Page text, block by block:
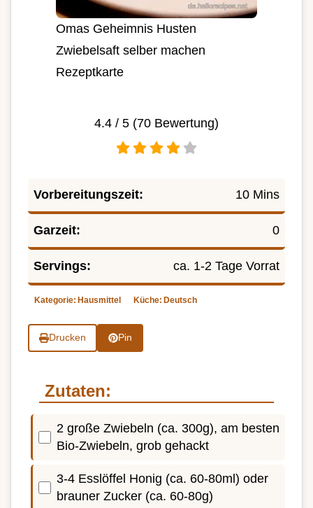
Omas Geheimnis Husten
Zwiebelsaft selber machen
Rezeptkarte
4.4 / 5 (70 Bewertung)
Vorbereitungszeit: 10 Mins
Garzeit: 0
Servings: ca. 1-2 Tage Vorrat
Kategorie: Hausmittel Küche: Deutsch
Drucken Pin
Zutaten:
2 große Zwiebeln (ca. 300g), am besten
Bio-Zwiebeln, grob gehackt
3-4 Esslöffel Honig (ca. 60-80ml) oder
brauner Zucker (ca. 60-80g)